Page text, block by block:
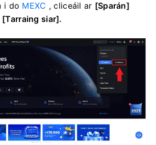
i do MEXC , cliceáil ar [Sparán]
[Tarraing siar].